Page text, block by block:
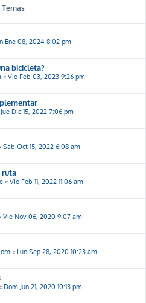
Temas
Ene 08, 2024 8:02 pm
bicicleta?
« Vie Feb 03, 2023 9:26 pm
Jue Dic 15, 2022 7:06 pm
Sab Oct 15, 2022 6:08 am
ruta
« Vie Feb 11, 2022 11:06 am
Vie Nov 06, 2020 9:07 am
« Lun Sep 28, 2020 10:23 am
Dom Jun 21, 2020 10:13 pm